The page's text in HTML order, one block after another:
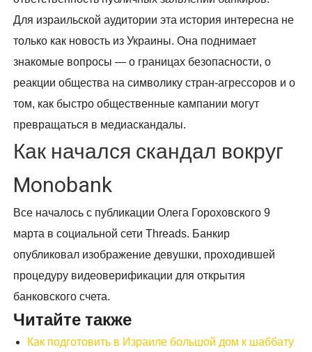
Для израильской аудитории эта история интересна не
только как новость из Украины. Она поднимает
знакомые вопросы — о границах безопасности, о
реакции общества на символику стран-агрессоров и о
том, как быстро общественные кампании могут
превращаться в медиаскандалы.
Как начался скандал вокруг
Monobank
Все началось с публикации Олега Гороховского 9
марта в социальной сети Threads. Банкир
опубликовал изображение девушки, проходившей
процедуру видеоверификации для открытия
банковского счета.
Читайте также
Как подготовить в Израиле большой дом к шаббату